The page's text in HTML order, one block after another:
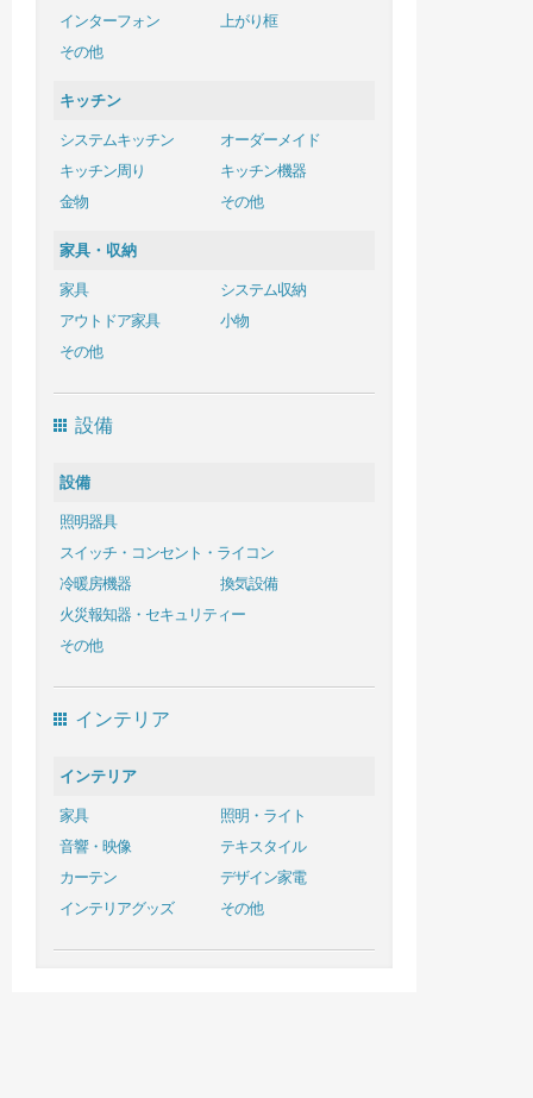
インターフォン
上がり框
その他
キッチン
システムキッチン
オーダーメイド
キッチン周り
キッチン機器
金物
その他
家具・収納
家具
システム収納
アウトドア家具
小物
その他
設備
設備
照明器具
スイッチ・コンセント・ライコン
冷暖房機器
換気設備
火災報知器・セキュリティー
その他
インテリア
インテリア
家具
照明・ライト
音響・映像
テキスタイル
カーテン
デザイン家電
インテリアグッズ
その他